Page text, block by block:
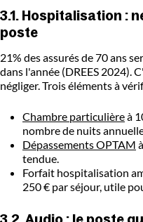
3.1. Hospitalisation :
poste
21% des assurés de 70 ans
dans l'année (DREES 2024).
négliger. Trois éléments à
Chambre particulièreà
nombre de nuits
Dépassements OPTAM
tendue.
Forfait hospitalisation
250 € par séjour, utile